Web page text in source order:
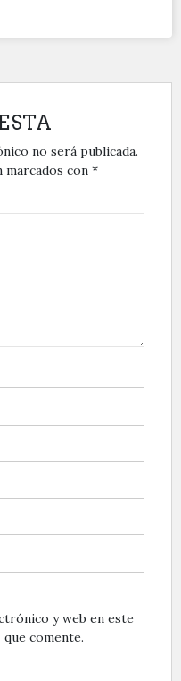
no será publicada.
con *
y web en este
comente.